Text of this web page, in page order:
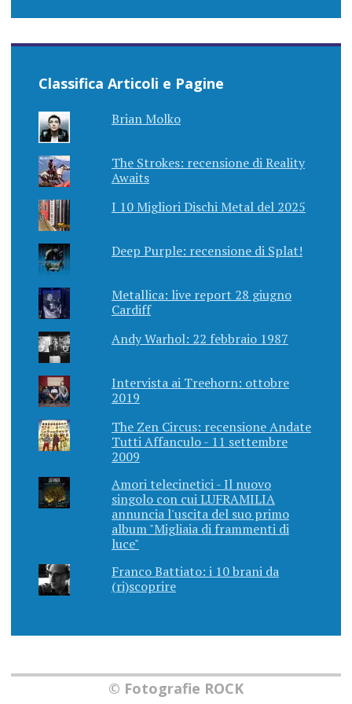
Classifica Articoli e Pagine
Brian Molko
The Strokes: recensione di Reality
Awaits
I 10 Migliori Dischi Metal del 2025
Deep Purple: recensione di Splat!
Metallica: live report 28 giugno
Cardiff
Andy Warhol: 22 febbraio 1987
Intervista ai Treehorn: ottobre
2019
The Zen Circus: recensione Andate
Tutti Affanculo - 11 settembre
2009
Amori telecinetici - Il nuovo
singolo con cui LUFRAMILIA
annuncia l'uscita del suo primo
album "Migliaia di frammenti di
luce"
Franco Battiato: i 10 brani da
(ri)scoprire
© Fotografie ROCK